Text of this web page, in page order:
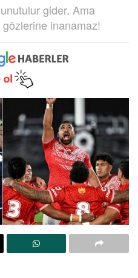
unutulur gider. Ama
gözlerine inanamaz!